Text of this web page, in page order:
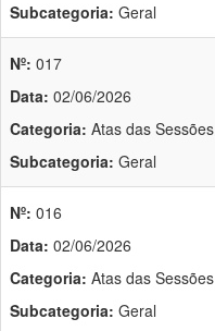
Subcategoria: Geral
Nº: 017
Data: 02/06/2026
Categoria: Atas das Sessões
Subcategoria: Geral
Nº: 016
Data: 02/06/2026
Categoria: Atas das Sessões
Subcategoria: Geral